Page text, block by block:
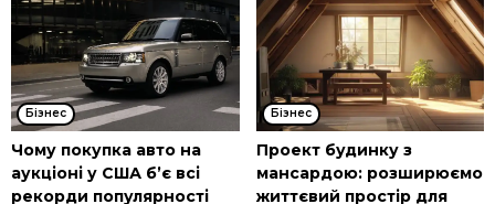
Бізнес
Чому покупка авто на
аукціоні у США б’є всі
рекорди популярності
Бізнес
Проект будинку з
мансардою: розширюємо
життєвий простір для